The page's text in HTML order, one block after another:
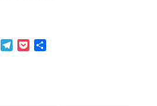
ViberTelegram
Pocket